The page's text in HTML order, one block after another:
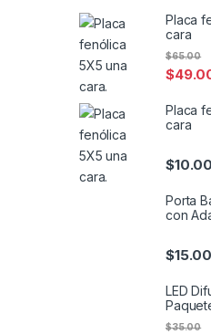
Placa
cara
$
$65.00
Placa
cara
$10.00
Porta
con
$15.00
LED
$35.00